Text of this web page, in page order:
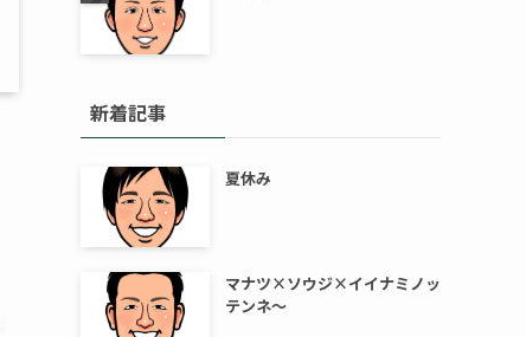
新着記事
夏休み
マナツ×ソウジ×イイナミノッ
テンネ～